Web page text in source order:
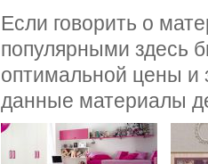
Если говорить о
популярными
оптимальной цены и
данные материалы